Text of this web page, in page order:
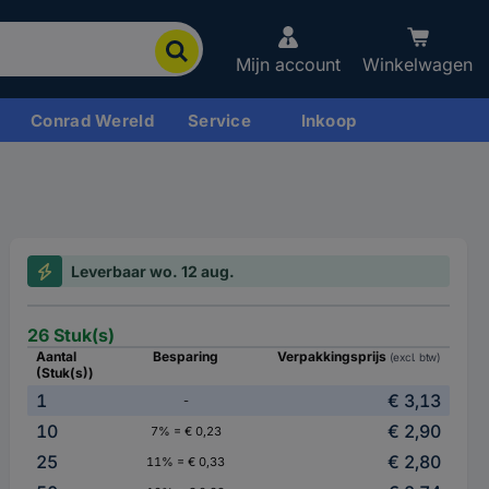
Mijn account Winkelwagen
Conrad Wereld Service Inkoop
Leverbaar wo. 12 aug.
26 Stuk(s)
Aantal
(Stuk(s))
Besparing Verpakkingsprijs (excl. btw)
1 -
€ 3,13
10
7% = € 0,23
€ 2,90
25
11% = € 0,33
€ 2,80